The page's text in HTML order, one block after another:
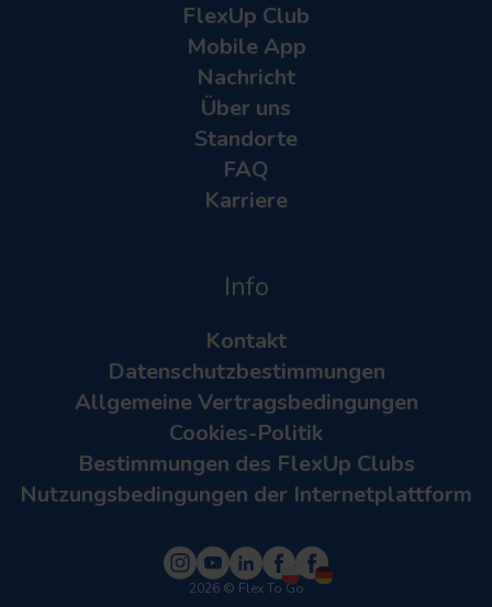
FlexUp Club
Mobile App
Nachricht
Über uns
Standorte
FAQ
Karriere
Info
Kontakt
Datenschutzbestimmungen
Allgemeine Vertragsbedingungen
Cookies-Politik
Bestimmungen des FlexUp Clubs
Nutzungsbedingungen der Internetplattform
2026© Flex To Go